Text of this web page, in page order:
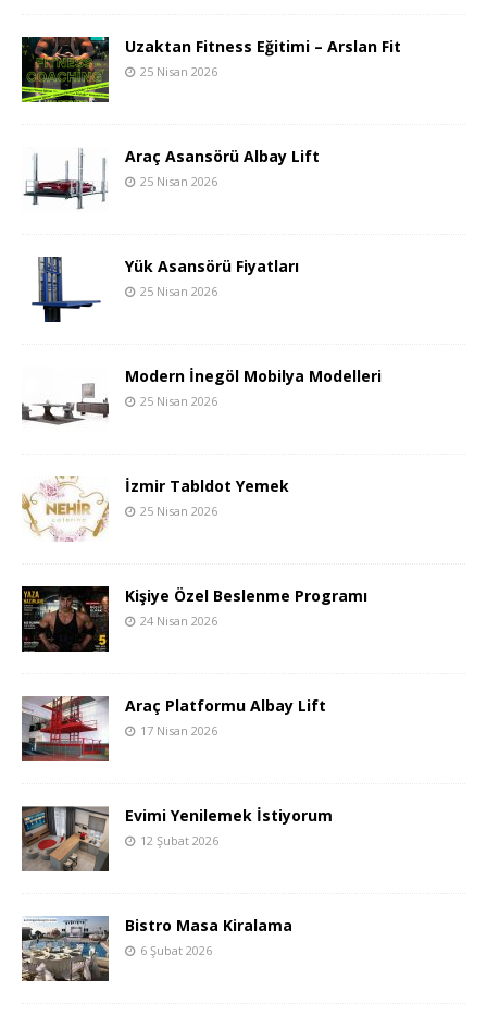
Uzaktan Fitness Eğitimi – Arslan Fit
25 Nisan 2026
Araç Asansörü Albay Lift
25 Nisan 2026
Yük Asansörü Fiyatları
25 Nisan 2026
Modern İnegöl Mobilya Modelleri
25 Nisan 2026
İzmir Tabldot Yemek
25 Nisan 2026
Kişiye Özel Beslenme Programı
24 Nisan 2026
Araç Platformu Albay Lift
17 Nisan 2026
Evimi Yenilemek İstiyorum
12 Şubat 2026
Bistro Masa Kiralama
6 Şubat 2026